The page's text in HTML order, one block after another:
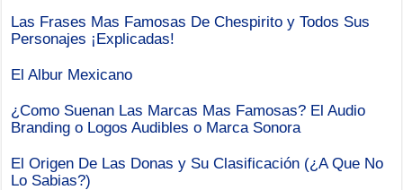
Las Frases Mas Famosas De Chespirito y Todos Sus
Personajes ¡Explicadas!
El Albur Mexicano
¿Como Suenan Las Marcas Mas Famosas? El Audio
Branding o Logos Audibles o Marca Sonora
El Origen De Las Donas y Su Clasificación (¿A Que No
Lo Sabias?)